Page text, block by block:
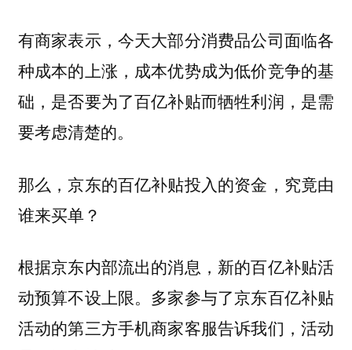
有商家表示，今天大部分消费品公司面临各
种成本的上涨，成本优势成为低价竞争的基
础，是否要为了百亿补贴而牺牲利润，是需
要考虑清楚的。
那么，京东的百亿补贴投入的资金，究竟由
谁来买单？
根据京东内部流出的消息，新的百亿补贴活
动预算不设上限。多家参与了京东百亿补贴
活动的第三方手机商家客服告诉我们，活动